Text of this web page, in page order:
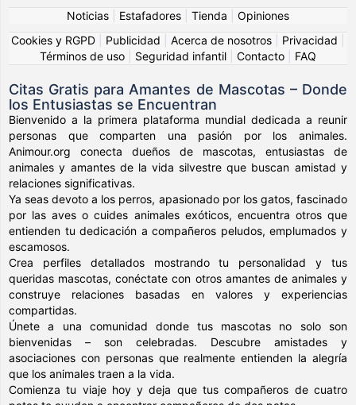
Noticias Estafadores Tienda
Opiniones
Cookies y RGPD
Publicidad Acerca de nosotros Privacidad
Términos de uso
Seguridad infantil Contacto FAQ
Citas Gratis para Amantes de Mascotas – Donde
los Entusiastas se Encuentran
Bienvenido a la primera plataforma mundial dedicada a reunir
personas que comparten una pasión por los animales.
Animour.org conecta dueños de mascotas, entusiastas de
animales y amantes de la vida silvestre que buscan amistad y
relaciones significativas.
Ya seas devoto a los perros, apasionado por los gatos, fascinado
por las aves o cuides animales exóticos, encuentra otros que
entienden tu dedicación a compañeros peludos, emplumados y
escamosos.
Crea perfiles detallados mostrando tu personalidad y tus
queridas mascotas, conéctate con otros amantes de animales y
construye relaciones basadas en valores y experiencias
compartidas.
Únete a una comunidad donde tus mascotas no solo son
bienvenidas – son celebradas. Descubre amistades y
asociaciones con personas que realmente entienden la alegría
que los animales traen a la vida.
Comienza tu viaje hoy y deja que tus compañeros de cuatro